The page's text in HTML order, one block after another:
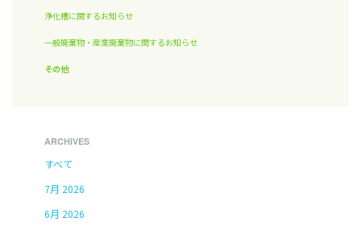
浄化槽に関するお知らせ
一般廃棄物・産業廃棄物に関するお知らせ
その他
ARCHIVES
すべて
7月 2026
6月 2026